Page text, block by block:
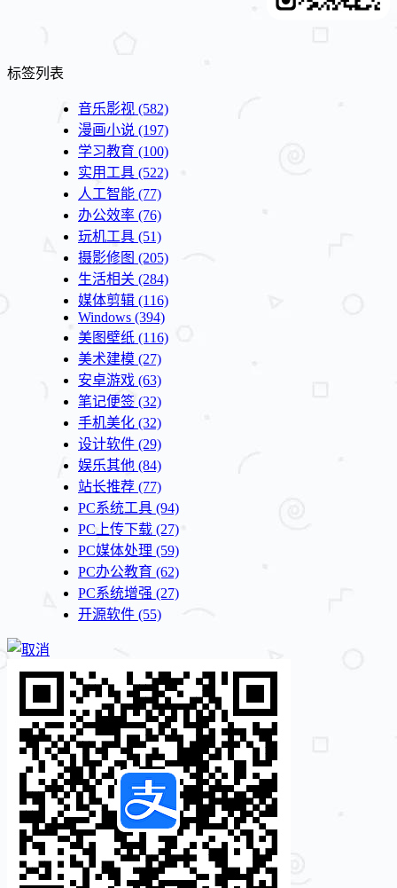
标签列表
音乐影视 (582)
漫画小说 (197)
学习教育 (100)
实用工具 (522)
人工智能 (77)
办公效率 (76)
玩机工具 (51)
摄影修图 (205)
生活相关 (284)
媒体剪辑 (116)
Windows (394)
美图壁纸 (116)
美术建模 (27)
安卓游戏 (63)
笔记便签 (32)
手机美化 (32)
设计软件 (29)
娱乐其他 (84)
站长推荐 (77)
PC系统工具 (94)
PC上传下载 (27)
PC媒体处理 (59)
PC办公教育 (62)
PC系统增强 (27)
开源软件 (55)